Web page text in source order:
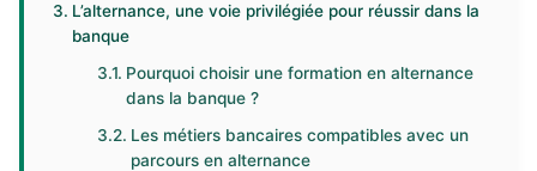
L’alternance, une voie privilégiée pour réussir dans la
banque
Pourquoi choisir une formation en alternance
dans la banque ?
Les métiers bancaires compatibles avec un
parcours en alternance